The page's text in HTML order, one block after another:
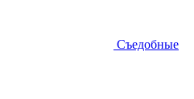
Съедобные